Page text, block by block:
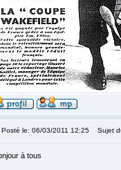
Posté le: 06/03/2011 12:25 Sujet
à tous